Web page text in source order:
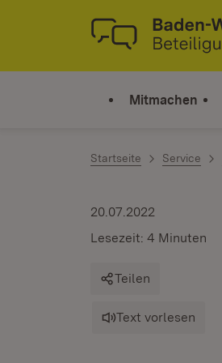
Zum Inhalt springen
Link zur Startseite
Mitmachen
Startseite Service
20.07.2022
Lesezeit: 4 Minuten
Teilen
Text vorlesen